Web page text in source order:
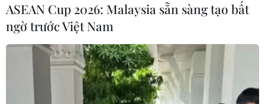
ASEAN Cup 2026: Malaysia sẵn sàng tạo bất
ngờ trước Việt Nam